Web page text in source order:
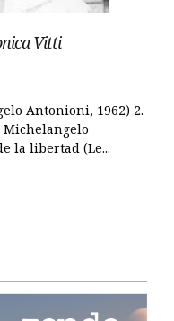
Vitti
Antonioni, 1962) 2.
Michelangelo
la libertad (Le...